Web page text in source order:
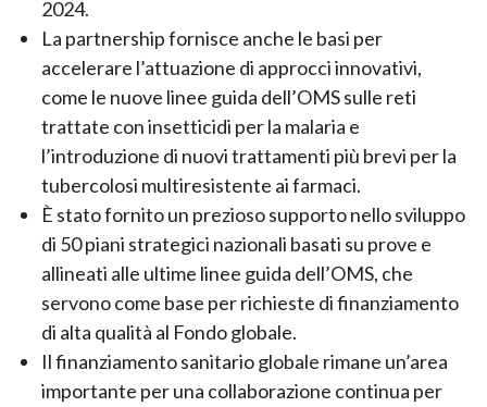
2024.
La partnership fornisce anche le basi per
accelerare l’attuazione di approcci innovativi,
come le nuove linee guida dell’OMS sulle reti
trattate con insetticidi per la malaria e
l’introduzione di nuovi trattamenti più brevi per la
tubercolosi multiresistente ai farmaci.
È stato fornito un prezioso supporto nello sviluppo
di 50 piani strategici nazionali basati su prove e
allineati alle ultime linee guida dell’OMS, che
servono come base per richieste di finanziamento
di alta qualità al Fondo globale.
Il finanziamento sanitario globale rimane un’area
importante per una collaborazione continua per